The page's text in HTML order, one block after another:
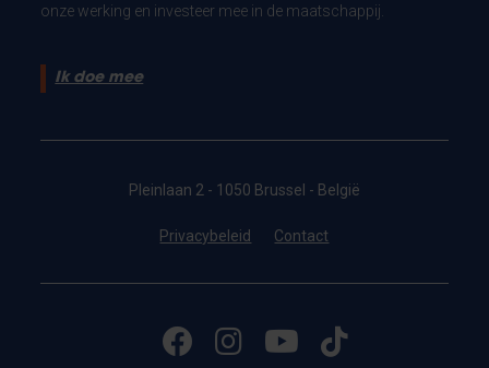
onze werking en investeer mee in de maatschappij.
Ik doe mee
Pleinlaan 2 - 1050 Brussel - België
Privacybeleid Contact